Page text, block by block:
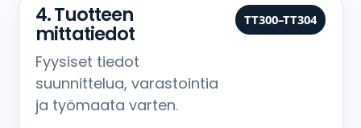
4. Tuotteen
mittatiedot
Fyysiset tiedot
suunnittelua, varastointia
ja työmaata varten.
TT300–TT304